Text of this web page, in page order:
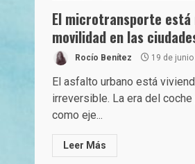
El microtransporte está
movilidad en las
Rocío Benítez 19 de
El asfalto urbano está
irreversible. La era del
como eje...
Leer Más